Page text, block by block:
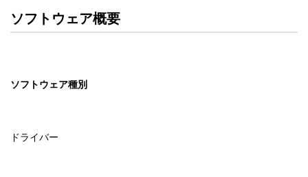
ソフトウェアの保証範囲
・ソフトウェアのダウンロード・導入はお客様の責任にお
セイコーエプソン株式会社に帰属します。
ソフトウェア概要
ソフトウェア種別
ドライバー